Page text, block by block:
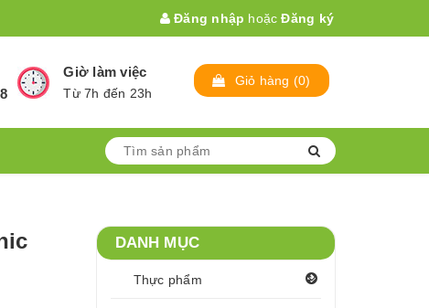
Đăng nhập hoặc Đăng ký
Giờ làm việc
Từ 7h đến 23h
Giỏ hàng (0)
DANH MỤC
Thực phẩm